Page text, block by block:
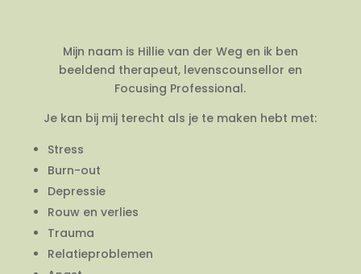
Mijn naam is Hillie van der Weg en ik ben
beeldend therapeut, levenscounsellor en
Focusing Professional.
Je kan bij mij terecht als je te maken hebt met:
Stress
Burn-out
Depressie
Rouw en verlies
Trauma
Relatieproblemen